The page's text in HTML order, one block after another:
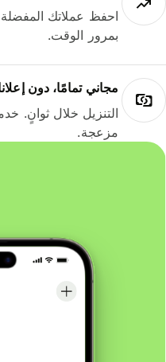
احفظ عملاتك المفضلة
بمرور الوقت.
مجاني تمامًا، دون
التنزيل خلال ثوانٍ.
مزعجة.